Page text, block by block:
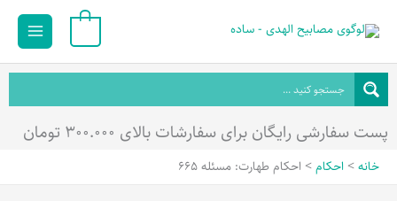
محتوا
Main
پست سفارشی رایگان برای سفارشات بالای ۳۰۰.۰۰۰ تومان
خانه احکام احکام طهارت: مسئله 665